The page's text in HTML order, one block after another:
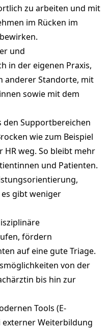
zu arbeiten und mit
im Rücken im
und
in der eigenen Praxis,
anderer Standorte, mit
sowie mit dem
Supportbereichen
wie zum Beispiel
weg. So bleibt mehr
und Patienten.
gibt weniger
fördern
auf eine gute Triage.
von der
bis hin zur
Tools (E-
Weiterbildung